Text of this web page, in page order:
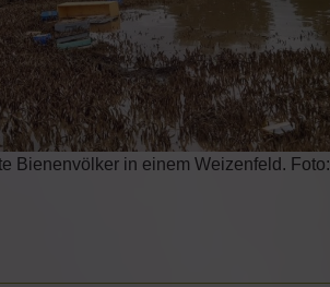
Bienenvölker in einem Weizenfeld. Foto: